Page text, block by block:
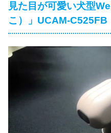
見た目が可愛い犬型
こ）」UCAM-C525FB